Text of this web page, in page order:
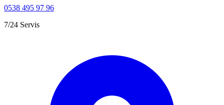
0538 495 97 96
7/24 Servis